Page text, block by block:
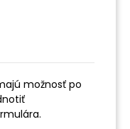
možnosť po